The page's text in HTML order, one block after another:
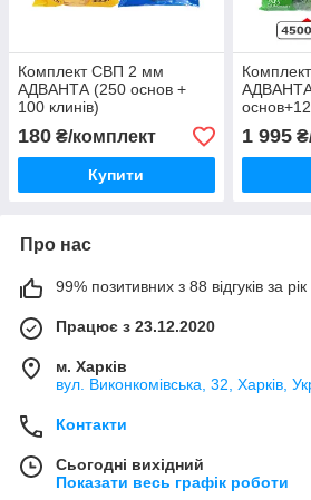
Комплект СВП 2 мм
АДВАНТА (250 основ +
100 клинів)
180 ₴/комплект
Купити
1 995
Про нас
99% позитивних з 88 відгуків за рік
Працює з 23.12.2020
м. Харків
вул. Виконкомівська, 32, Харків,
Контакти
Сьогодні вихідний
Показати весь графік роботи